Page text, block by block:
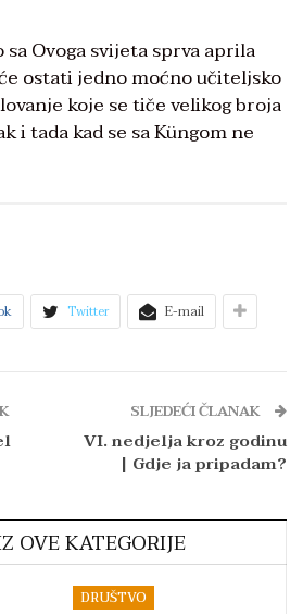
Ovoga svijeta sprva aprila
ostati jedno moćno učiteljsko
koje se tiče velikog broja
i tada kad se sa Küngom ne
Twitter E-mail
SLJEDEĆI ČLANAK
VI. nedjelja kroz godinu
| Gdje ja pripadam?
OVE KATEGORIJE
DRUŠTVO